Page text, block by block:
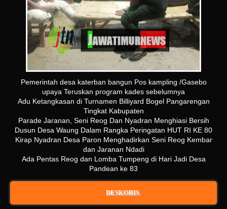
Pemerintah desa katerban bangun Pos kampling /Gasebo
upaya Teruskan program kades sebelumnya
Adu Ketangkasan di Turnamen Billiyard Bogel Pangarengan
Tingkat Kabupaten
Parade Jaranan, Seni Reog Dan Nyadran Menghiasi Bersih
Dusun Desa Waung Dalam Rangka Peringatan HUT RI KE 80
Kirap Nyadran Desa Paron Menghadirkan Seni Reog Kembar
dan Jaranan Ndadi
Ada Pentas Reog dan Lomba Tumpeng di Hari Jadi Desa
Pandean ke 83
DESKOBIS